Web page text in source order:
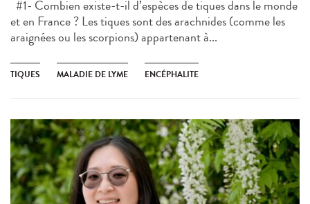
#1- Combien existe-t-il d’espèces de tiques dans le monde
et en France ? Les tiques sont des arachnides (comme les
araignées ou les scorpions) appartenant à...
TIQUES MALADIE DE LYME ENCÉPHALITE